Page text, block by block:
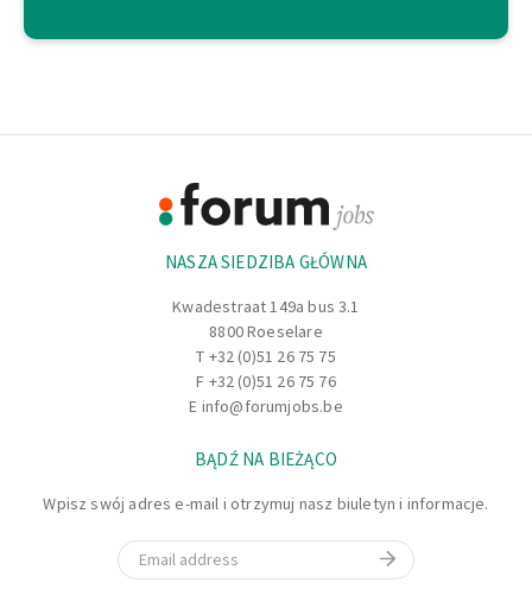
NASZA SIEDZIBA GŁÓWNA
Kwadestraat 149a bus 3.1
8800 Roeselare
T +32 (0)51 26 75 75
F +32 (0)51 26 75 76
E info@forumjobs.be
BĄDŹ NA BIEŻĄCO
Wpisz swój adres e-mail i otrzymuj nasz biuletyn i informacje.
Email